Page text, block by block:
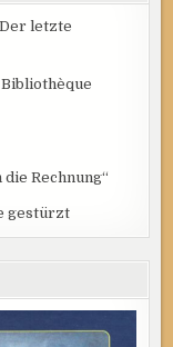
letzte
Rechnung“
gestürzt